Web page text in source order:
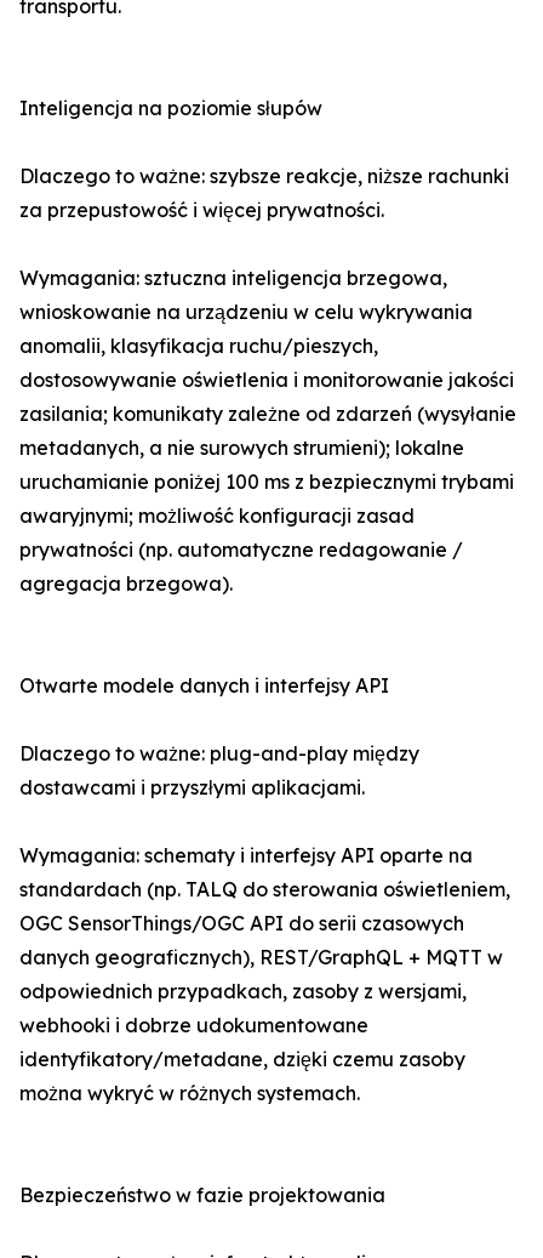
transportu.
Inteligencja na poziomie słupów
Dlaczego to ważne: szybsze reakcje, niższe rachunki
za przepustowość i więcej prywatności.
Wymagania: sztuczna inteligencja brzegowa,
wnioskowanie na urządzeniu w celu wykrywania
anomalii, klasyfikacja ruchu/pieszych,
dostosowywanie oświetlenia i monitorowanie jakości
zasilania; komunikaty zależne od zdarzeń (wysyłanie
metadanych, a nie surowych strumieni); lokalne
uruchamianie poniżej 100 ms z bezpiecznymi trybami
awaryjnymi; możliwość konfiguracji zasad
prywatności (np. automatyczne redagowanie /
agregacja brzegowa).
Otwarte modele danych i interfejsy API
Dlaczego to ważne: plug-and-play między
dostawcami i przyszłymi aplikacjami.
Wymagania: schematy i interfejsy API oparte na
standardach (np. TALQ do sterowania oświetleniem,
OGC SensorThings/OGC API do serii czasowych
danych geograficznych), REST/GraphQL + MQTT w
odpowiednich przypadkach, zasoby z wersjami,
webhooki i dobrze udokumentowane
identyfikatory/metadane, dzięki czemu zasoby
można wykryć w różnych systemach.
Bezpieczeństwo w fazie projektowania